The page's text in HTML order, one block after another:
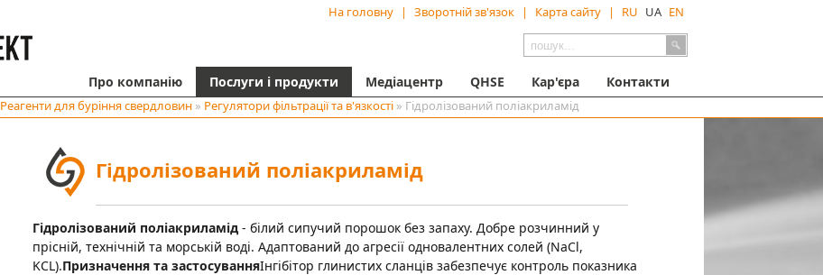
На головну | Зворотній зв'язок | Карта сайту | RU UA EN
Про компанію Послуги і продукти Медіацентр QHSE Кар'єра Контакти
Реагенти для буріння свердловин » Регулятори фільтрації та в'язкості » Гідролізований поліакриламід
Гідролізований поліакриламід
Гідролізований поліакриламід - білий сипучий порошок без запаху. Добре розчинний у
прісній, технічній та морській воді. Адаптований до агресії одновалентних солей (NaCl,
KCL).Призначення та застосуванняІнгібітор глинистих сланців забезпечує контроль показника